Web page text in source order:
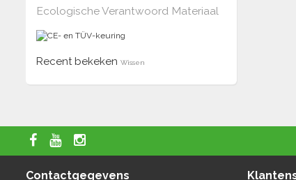
Ecologische Verantwoord Materiaal
Recent bekeken Wissen
Contactgegevens